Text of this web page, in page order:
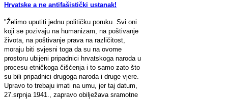
Hrvatske a ne antifašistički ustanak!
"Želimo uputiti jednu političku poruku. Svi oni
koji se pozivaju na humanizam, na poštivanje
života, na poštivanje prava na različitost,
moraju biti svjesni toga da su na ovome
prostoru ubijeni pripadnici hrvatskoga naroda u
procesu etničkoga čišćenja i to samo zato što
su bili pripadnici drugoga naroda i druge vjere.
Upravo to trebaju imati na umu, jer taj datum,
27.srpnja 1941., zapravo obilježava sramotne